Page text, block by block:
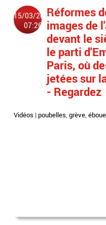
15/03/2023
07:26
Réformes
images de
devant le
le parti
Paris, où
jetées sur
- Regardez
Vidéos |poubelles,grève,